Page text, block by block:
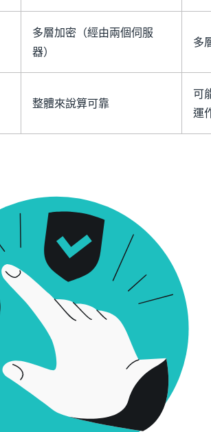
多層加密（經由兩個伺服
器）
多
整體來說算可靠
可
運